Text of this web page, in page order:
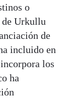
o
de Urkullu
de
incluido en
los
ha